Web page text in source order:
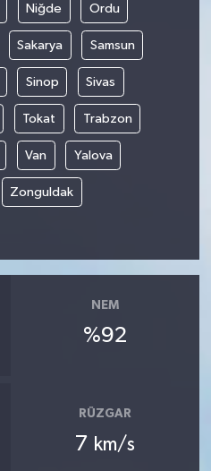
Niğde Ordu
Sakarya Samsun
Sinop Sivas
Tokat Trabzon
Van Yalova
Zonguldak
NEM
%92
RÜZGAR
7 km/s